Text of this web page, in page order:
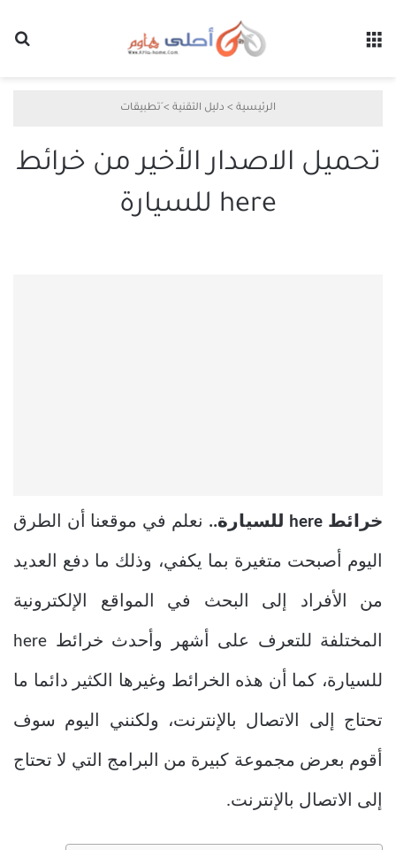
الرئيسية > دليل التقنية > َتطبيقات
تحميل الاصدار الأخير من خرائط
here للسيارة
خرائط here للسيارة.. نعلم في موقعنا أن الطرق
اليوم أصبحت متغيرة بما يكفي، وذلك ما دفع العديد
من الأفراد إلى البحث في المواقع الإلكترونية
المختلفة للتعرف على أشهر وأحدث خرائط here
للسيارة، كما أن هذه الخرائط وغيرها الكثير دائما ما
تحتاج إلى الاتصال بالإنترنت، ولكنني اليوم سوف
أقوم بعرض مجموعة كبيرة من البرامج التي لا تحتاج
إلى الاتصال بالإنترنت.